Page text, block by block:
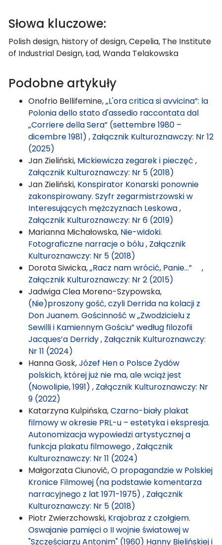
Słowa kluczowe:
Polish design, history of design, Cepelia, The Institute
of Industrial Design, Ład, Wanda Telakowska
Podobne artykuły
Onofrio Bellifemine,„L'ora critica si avvicina”: la
Polonia dello stato d'assedio raccontata dal
„Corriere della Sera” (settembre 1980 –
dicembre 1981) , Załącznik Kulturoznawczy: Nr 12
(2025)
Jan Zieliński, Mickiewicza zegarek i pieczęć ,
Załącznik Kulturoznawczy: Nr 5 (2018)
Jan Zieliński, Konspirator Konarski ponownie
zakonspirowany. Szyfr zegarmistrzowski w
Interesujących mężczyznach Leskowa,
Załącznik Kulturoznawczy: Nr 6 (2019)
Marianna Michałowska, Nie-widoki.
Fotograficzne narracje o bólu, Załącznik
Kulturoznawczy: Nr 5 (2018)
Dorota Siwicka,„Racz nam wrócić, Panie...” ,
Załącznik Kulturoznawczy: Nr 2 (2015)
Jadwiga Clea Moreno-Szypowska,
(Nie)proszony gość, czyli Derrida na kolacji z
Don Juanem. Gościnność w „Zwodzicielu z
Sewilli i Kamiennym Gościu” według filozofii
Jacques’a Derridy, Załącznik Kulturoznawczy:
Nr 11 (2024)
Hanna Gosk,Józef Hen o Polsce Żydów
polskich, której już nie ma, ale wciąż jest
(Nowolipie, 1991) , Załącznik Kulturoznawczy: Nr
9 (2022)
Katarzyna Kulpińska,Czarno-biały plakat
filmowy w okresie PRL-u – estetyka i ekspresja.
Autonomizacja wypowiedzi artystycznej a
funkcja plakatu filmowego, Załącznik
Kulturoznawczy: Nr 11 (2024)
Małgorzata Ciunovič,O propagandzie w Polskiej
Kronice Filmowej (na podstawie komentarza
narracyjnego z lat 1971-1975) , Załącznik
Kulturoznawczy: Nr 5 (2018)
Piotr Zwierzchowski, Krajobraz z czołgiem.
Oswajanie pamięci o II wojnie światowej w
"Szczęściarzu Antonim" (1960) Hanny Bielińskiej i